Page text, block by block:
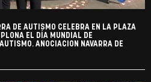
DE AUTISMO CELEBRA EN LA PLAZA
EL DÍA MUNDIAL DE
ANOCIACION NAVARRA DE